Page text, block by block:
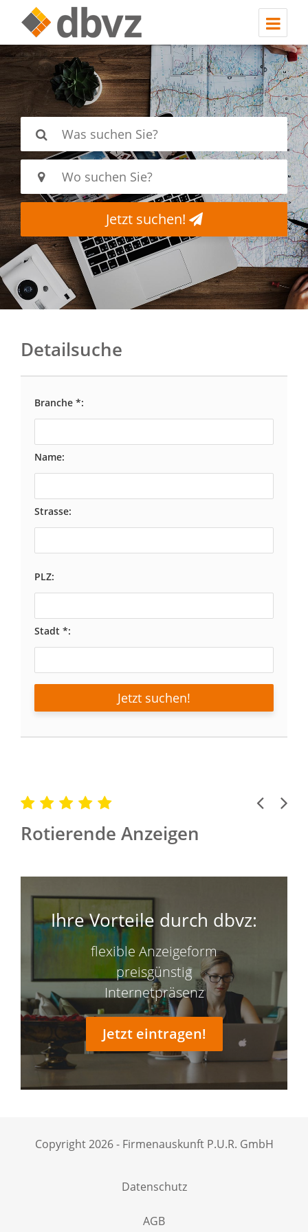
Jetzt suchen!
Detailsuche
Branche *:
Name:
Strasse:
PLZ:
Stadt *:
Jetzt suchen!
Rotierende Anzeigen
Previous
Next
Ihre Vorteile durch dbvz:
flexible Anzeigeform
preisgünstig
Internetpräsenz
Jetzt eintragen!
Copyright 2026 - Firmenauskunft P.U.R. GmbH
Datenschutz
AGB